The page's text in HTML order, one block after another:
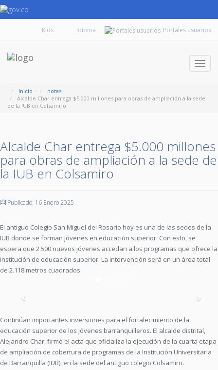
Kids Portales usuarios
Inicio - notas -
Alcalde Char entrega $5.000 millones para obras de ampliación a la sede
de la IUB en Colsamiro
Alcalde Char entrega $5.000 millones
para obras de ampliación a la sede de
la IUB en Colsamiro
Publicado: 16 Enero 2025
El antiguo Colegio San Miguel del Rosario hoy es una de las sedes de la
IUB donde se forman jóvenes en educación superior. Con esto, se
espera que 2.500 nuevos jóvenes accedan a los programas que ofrece la
institución de educación superior. La intervención será en un área total
de 2.118 metros cuadrados.
Previous
Continúan importantes inversiones para el fortalecimiento de la
educación superior de los jóvenes barranquilleros. El alcalde distrital,
Alejandro Char, firmó el acta que oficializa la ejecución de la cuarta etapa
de ampliación de cobertura de programas de la Institución Universitaria
de Barranquilla (IUB), en la sede del antiguo colegio Colsamiro.